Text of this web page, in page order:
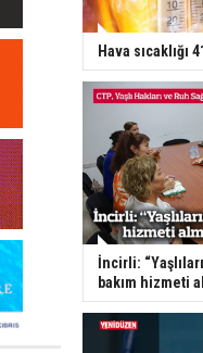
Hava
İncirli:
bakım hizmeti